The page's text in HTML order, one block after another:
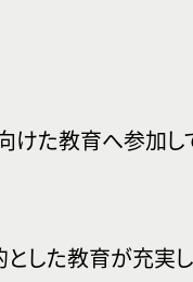
た教育へ参加し
した教育が充実し